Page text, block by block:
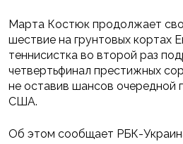
Марта Костюк продолжает
шествие на грунтовых кортах
теннисистка во второй раз
четвертьфинал престижных
не оставив шансов очередной
США.
Об этом сообщает РБК-